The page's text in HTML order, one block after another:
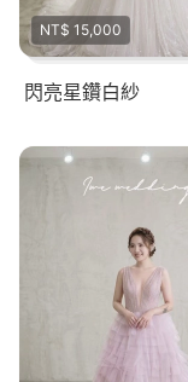
NT$ 15,000
閃亮星鑽白紗